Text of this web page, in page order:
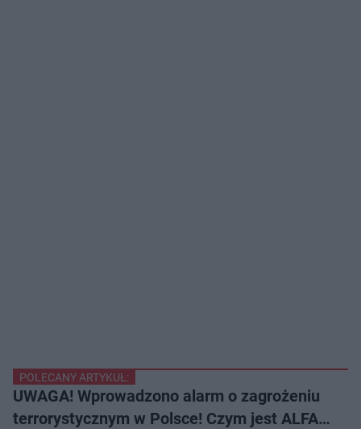
POLECANY ARTYKUŁ:
UWAGA! Wprowadzono alarm o zagrożeniu
terrorystycznym w Polsce! Czym jest ALFA…